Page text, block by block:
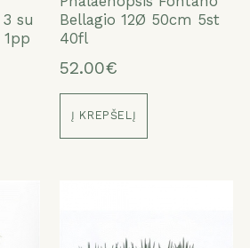
3 su
Bellagio 12Ø 50cm 5st
40fl
52.00€
Į KREPŠELĮ